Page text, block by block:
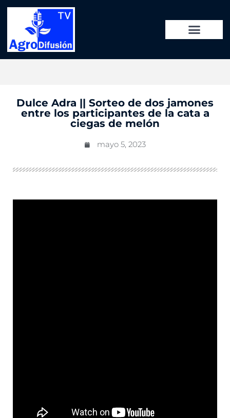
Dulce Adra || Sorteo de dos jamones
entre los participantes de la cata a
ciegas de melón
mayo 5, 2023